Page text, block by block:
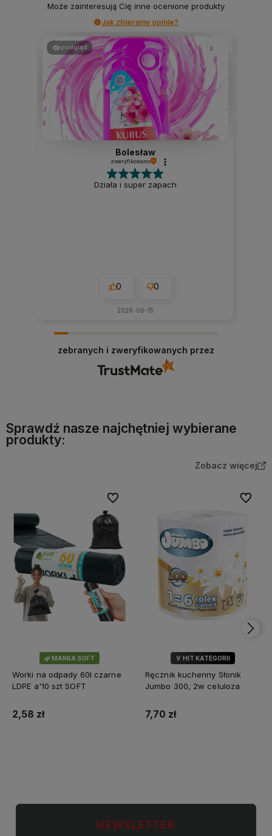
Może zainteresują Cię inne ocenione produkty
Jak zbieramy opinie?
podgląd
Bolesław
zweryfikowano
Działa i super zapach
0 0
2026-06-15
zebranych i zweryfikowanych przez
Sprawdź nasze najchętniej wybierane
produkty:
Zobacz więcej
🌿 MARKA SOFT
Worki na odpady 60l czarne
LDPE a'10 szt SOFT
2,58 zł
Do ulubionych
🏅 HIT KATEGORII
💎 WYBÓR KLIENTÓW
Ręcznik kuchenny Słonik
Jumbo 300, 2w celuloza
7,70 zł
Do
NEWSLETTER